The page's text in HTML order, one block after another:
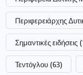
Περιφερειάρχης
Σημαντικές ειδήσεις
Τεντόγλου (63)